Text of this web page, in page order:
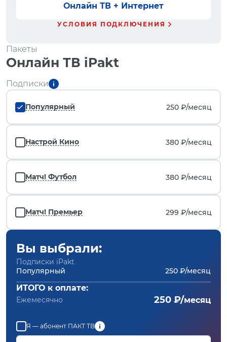
Онлайн ТВ + Интернет
УСЛОВИЯ ПОДКЛЮЧЕНИЯ
Пакеты
Онлайн ТВ iPakt
Подписки
Популярный 250 ₽/месяц
Настрой Кино 380 ₽/месяц
Матч! Футбол 380 ₽/месяц
Матч! Премьер 299 ₽/месяц
Вы выбрали:
Подписки iPakt
Популярный
250 ₽/месяц
ИТОГО к оплате:
Ежемесячно 250 ₽/месяц
Я — абонент ПАКТ ТВ